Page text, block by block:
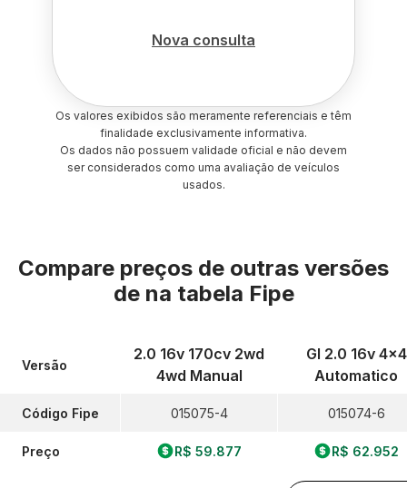
Nova consulta
Os valores exibidos são meramente referenciais e têm
finalidade exclusivamente informativa.
Os dados não possuem validade oficial e não devem
ser considerados como uma avaliação de veículos
usados.
Compare preços de outras versões
de na tabela Fipe
Versão
Código Fipe
Preço
2.0 16v 170cv 2wd
4wd Manual
015075-4
R$ 59.877
Gl 2.0 16v 4x4
Automatico
015074-6
R$ 62.952